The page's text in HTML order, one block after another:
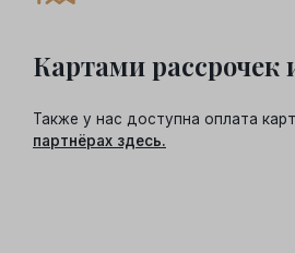
Картами рассрочек
Также у нас доступна оплата
партнёрах здесь.